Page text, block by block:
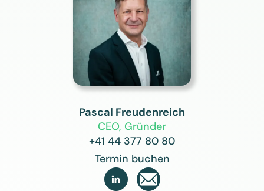
Pascal Freudenreich
CEO, Gründer
+41 44 377 80 80
Termin buchen
